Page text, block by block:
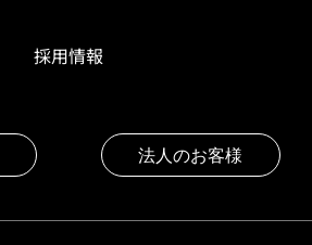
採用情報
法人のお客様